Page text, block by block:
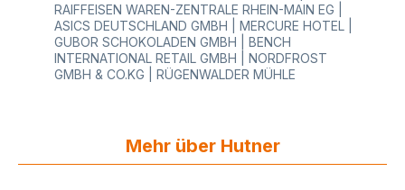
RAIFFEISEN WAREN-ZENTRALE RHEIN-MAIN EG |
ASICS DEUTSCHLAND GMBH | MERCURE HOTEL |
GUBOR SCHOKOLADEN GMBH | BENCH
INTERNATIONAL RETAIL GMBH | NORDFROST
GMBH & CO.KG | RÜGENWALDER MÜHLE
Mehr über Hutner